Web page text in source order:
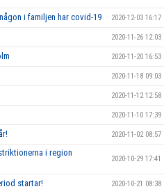
i familjen har covid-19 2020-12-03 16:17
2020-11-26 12:03
2020-11-20 16:53
2020-11-18 09:03
2020-11-12 12:58
2020-11-10 17:39
2020-11-02 08:57
i region
2020-10-29 17:41
startar! 2020-10-21 08:38